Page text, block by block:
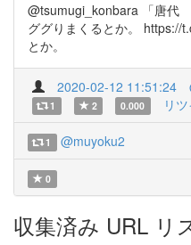
@tsumugi_konbara 「唐
ググりまくるとか。 https://
とか。
2020-02-12 11:51:24
1 2 0.000 リ
1 @muyoku2
0
収集済み URL リ